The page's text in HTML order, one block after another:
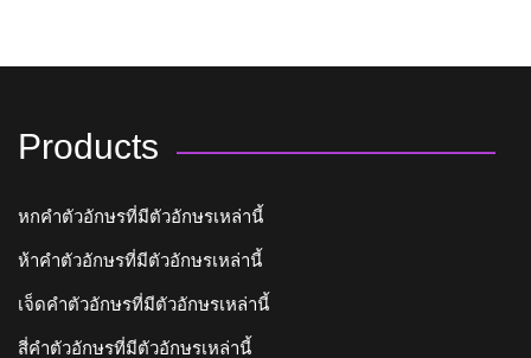
Products
หกคำตัวอักษรที่มีตัวอักษรเหล่านี้
ห้าคำตัวอักษรที่มีตัวอักษรเหล่านี้
เจ็ดคำตัวอักษรที่มีตัวอักษรเหล่านี้
สี่คำตัวอักษรที่มีตัวอักษรเหล่านี้